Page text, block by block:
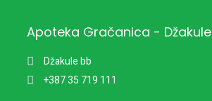
Apoteka Gračanica - Džakule
Džakule bb
+387 35 719 111